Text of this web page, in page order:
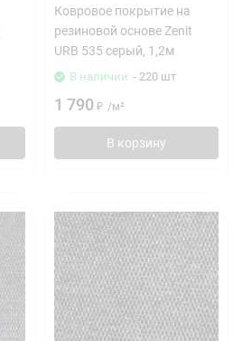
Ковровое покрытие на
резиновой основе Zenit
URB 535 серый, 1,2м
В наличии - 220 шт
1 790 ₽ /м²
В корзину